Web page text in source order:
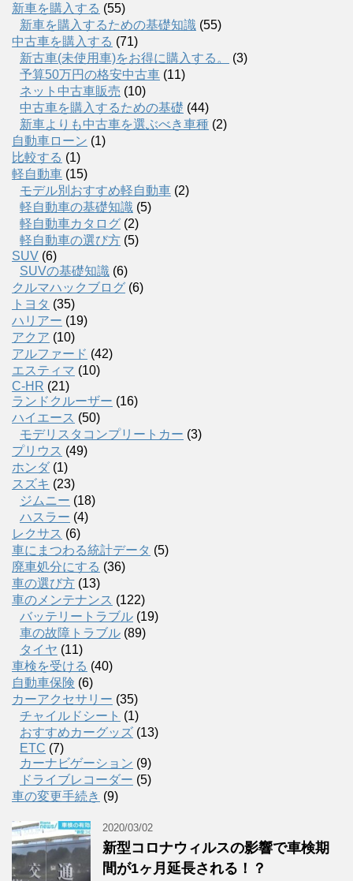
新車を購入する (55)
新車を購入するための基礎知識 (55)
中古車を購入する (71)
新古車(未使用車)をお得に購入する。
(3)
予算50万円の格安中古車 (11)
ネット中古車販売 (10)
中古車を購入するための基礎 (44)
新車よりも中古車を選ぶべき車種 (2)
自動車ローン (1)
比較する (1)
軽自動車 (15)
モデル別おすすめ軽自動車 (2)
軽自動車の基礎知識 (5)
軽自動車カタログ (2)
軽自動車の選び方 (5)
SUV (6)
SUVの基礎知識 (6)
クルマハックブログ (6)
トヨタ (35)
ハリアー (19)
アクア (10)
アルファード (42)
エスティマ (10)
C-HR (21)
ランドクルーザー (16)
ハイエース (50)
モデリスタコンプリートカー (3)
プリウス (49)
ホンダ (1)
スズキ (23)
ジムニー (18)
ハスラー (4)
レクサス (6)
車にまつわる統計データ (5)
廃車処分にする (36)
車の選び方 (13)
車のメンテナンス (122)
バッテリートラブル (19)
車の故障トラブル (89)
タイヤ (11)
車検を受ける (40)
自動車保険 (6)
カーアクセサリー (35)
チャイルドシート (1)
おすすめカーグッズ (13)
ETC (7)
カーナビゲーション (9)
ドライブレコーダー (5)
車の変更手続き (9)
2020/03/02
新型コロナウィルスの影響で車検期
間が1ヶ月延長される！？